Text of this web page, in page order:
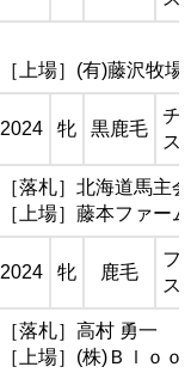
［上場］(有)藤沢牧場
2024 牝 黒鹿毛
チ
ス
［落札］北海道馬主
［上場］藤本ファーム
2024 牝 鹿毛
フ
ス
［落札］高村 勇一
［上場］(株)Ｂｌｏ